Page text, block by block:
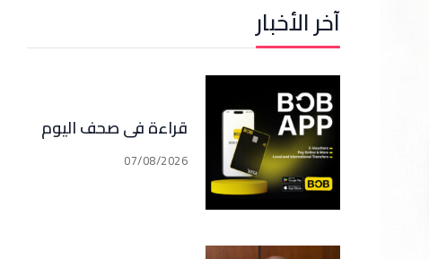
آخر الأخبار
قراءة في صحف اليوم
07/08/2026